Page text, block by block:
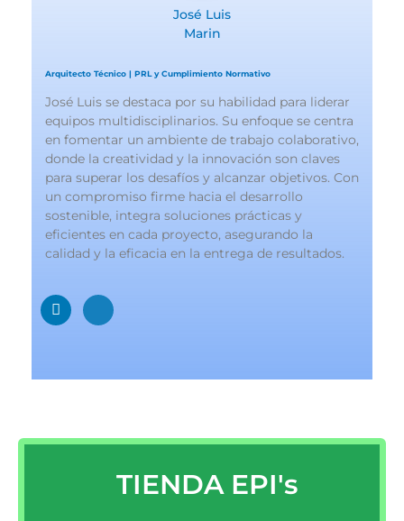
José Luis
Marin
Arquitecto Técnico | PRL y Cumplimiento Normativo
José Luis se destaca por su habilidad para liderar
equipos multidisciplinarios. Su enfoque se centra
en fomentar un ambiente de trabajo colaborativo,
donde la creatividad y la innovación son claves
para superar los desafíos y alcanzar objetivos. Con
un compromiso firme hacia el desarrollo
sostenible, integra soluciones prácticas y
eficientes en cada proyecto, asegurando la
calidad y la eficacia en la entrega de resultados.
TIENDA EPI's